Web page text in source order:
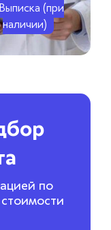
Выписка (при
наличии)
по